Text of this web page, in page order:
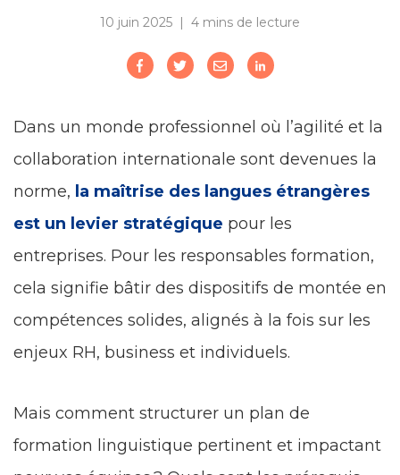
10 juin 2025 | 4 mins de lecture
Dans un monde professionnel où l’agilité et la
collaboration internationale sont devenues la
norme, la maîtrise des langues étrangères
est un levier stratégique pour les
entreprises. Pour les responsables formation,
cela signifie bâtir des dispositifs de montée en
compétences solides, alignés à la fois sur les
enjeux RH, business et individuels.
Mais comment structurer un plan de
formation linguistique pertinent et impactant